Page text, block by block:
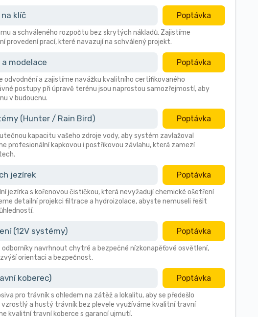
klíč Poptávka
a schváleného rozpočtu bez skrytých nákladů. Zajistíme
provedení prací, které navazují na schválený projekt.
modelace Poptávka
odvodnění a zajistíme navážku kvalitního certifikovaného
postupy při úpravě terénu jsou naprostou samozřejmostí, aby
v budoucnu.
(Hunter / Rain Bird) Poptávka
kapacitu vašeho zdroje vody, aby systém zavlažoval
profesionální kapkovou i postřikovou závlahu, která zamezí
jezírek Poptávka
jezírka s kořenovou čističkou, která nevyžadují chemické ošetření
detailní projekci filtrace a hydroizolace, abyste nemuseli řešit
(12V systémy) Poptávka
odborníky navrhnout chytré a bezpečné nízkonapěťové osvětlení,
orientaci a bezpečnost.
koberec) Poptávka
pro trávník s ohledem na zátěž a lokalitu, aby se předešlo
a hustý trávník bez plevele využíváme kvalitní travní
kvalitní travní koberce s garancí ujmutí.